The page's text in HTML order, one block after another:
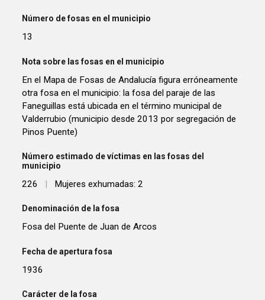
Número de fosas en el municipio
13
Nota sobre las fosas en el municipio
En el Mapa de Fosas de Andalucía figura erróneamente
otra fosa en el municipio: la fosa del paraje de las
Faneguillas está ubicada en el término municipal de
Valderrubio (municipio desde 2013 por segregación de
Pinos Puente)
Número estimado de víctimas en las fosas del
municipio
226 | Mujeres exhumadas: 2
Denominación de la fosa
Fosa del Puente de Juan de Arcos
Fecha de apertura fosa
1936
Carácter de la fosa